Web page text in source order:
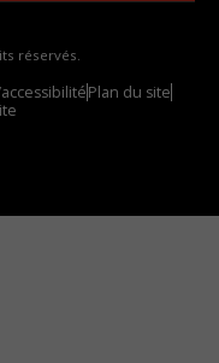
réservés.
Plan du site